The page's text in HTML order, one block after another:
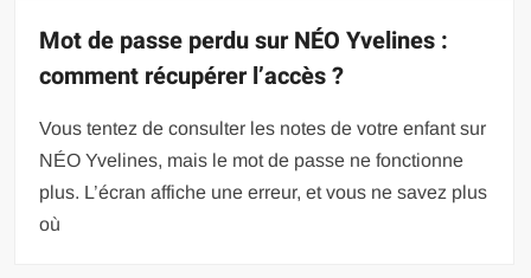
Mot de passe perdu sur NÉO Yvelines :
comment récupérer l’accès ?
Vous tentez de consulter les notes de votre enfant sur
NÉO Yvelines, mais le mot de passe ne fonctionne
plus. L’écran affiche une erreur, et vous ne savez plus
où